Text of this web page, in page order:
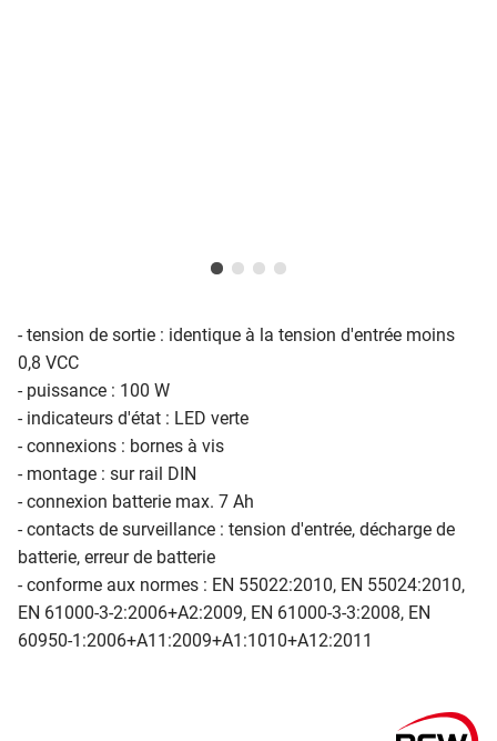
- tension de sortie : identique à la tension d'entrée moins
0,8 VCC
- puissance : 100 W
- indicateurs d'état : LED verte
- connexions : bornes à vis
- montage : sur rail DIN
- connexion batterie max. 7 Ah
- contacts de surveillance : tension d'entrée, décharge de
batterie, erreur de batterie
- conforme aux normes : EN 55022:2010, EN 55024:2010,
EN 61000-3-2:2006+A2:2009, EN 61000-3-3:2008, EN
60950-1:2006+A11:2009+A1:1010+A12:2011